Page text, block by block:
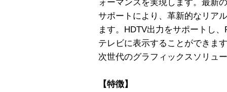
ォーマンスを実現します。最新
サポートにより、革新的なリア
ます。HDTV出力をサポートし
テレビに表示することができま
次世代のグラフィックスソリュ
【特徴】